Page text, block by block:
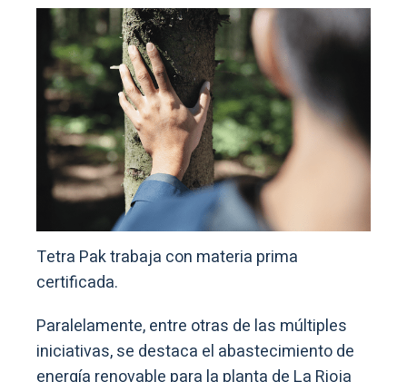
Tetra Pak trabaja con materia prima
certificada.
Paralelamente, entre otras de las múltiples
iniciativas, se destaca el abastecimiento de
energía renovable para la planta de La Rioja